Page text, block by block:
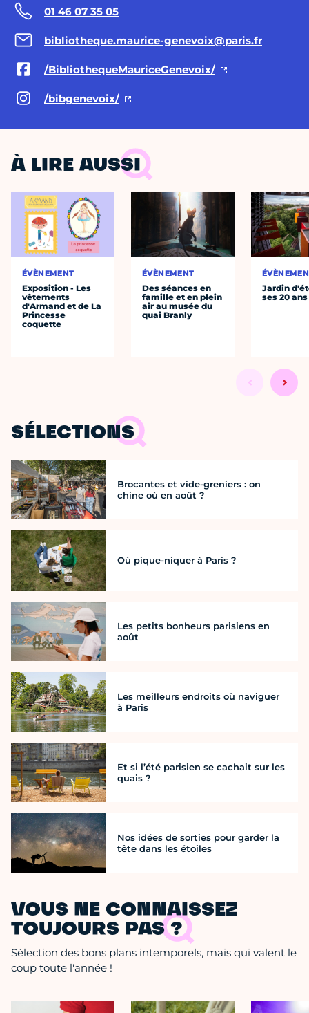
01 46 07 35 05
bibliotheque.maurice-genevoix@paris.fr
/BibliothequeMauriceGenevoix/
/bibgenevoix/
À LIRE AUSSI
ÉVÈNEMENT
Exposition - Les
vêtements
d'Armand et de La
Princesse
coquette
ÉVÈNEMENT
Des séances en
famille et en plein
air au musée du
quai Branly
Jardin
ses 20 ans
SÉLECTIONS
Brocantes et vide-greniers : on
chine où en août ?
Où pique-niquer à Paris ?
Les petits bonheurs parisiens en
août
Les meilleurs endroits où naviguer
à Paris
Et si l’été parisien se cachait sur les
quais ?
Nos idées de sorties pour garder la
tête dans les étoiles
VOUS NE CONNAISSEZ
TOUJOURS PAS ?
Sélection des bons plans intemporels, mais qui valent le
coup toute l'année !